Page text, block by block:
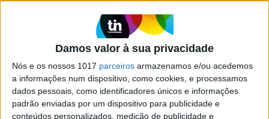
Damos valor à sua privacidade
Nós e os nossos 1017 parceiros armazenamos e/ou acedemos
a informações num dispositivo, como cookies, e processamos
dados pessoais, como identificadores únicos e informações
padrão enviadas por um dispositivo para publicidade e
conteúdos personalizados, medição de publicidade e
Viagem ao Alentejo quase deserto
São quilómetros de areal, nesta época
praticamente vazios, que se prolongam rumo a
sul, atrás de dunas, banhados por lagoas e
estuários ou rodeados de várzeas e campos
agrícolas. Propostas para o fim de semana
prolongado que aí vem